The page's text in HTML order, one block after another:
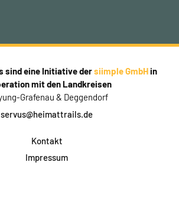
sind eine Initiative dersiimple GmbHin
mit den Landkreisen
Grafenau & Deggendorf
servus@heimattrails.de
Kontakt
Impressum